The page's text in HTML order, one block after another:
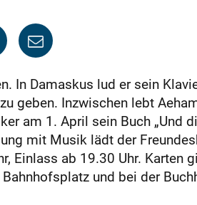
In Damaskus lud er sein
geben. Inzwischen lebt
am 1. April sein Buch „Und
mit Musik lädt der
Einlass ab 19.30 Uhr. Karten
und bei der